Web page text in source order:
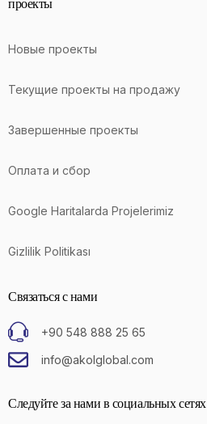
проекты
Новые проекты
Текущие проекты на продажу
Завершенные проекты
Оплата и сбор
Google Haritalarda Projelerimiz
Gizlilik Politikası
Связаться с нами
+90 548 888 25 65
info@akolglobal.com
Следуйте за нами в социальных сетях